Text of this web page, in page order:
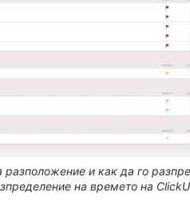
и как да го
на времето на